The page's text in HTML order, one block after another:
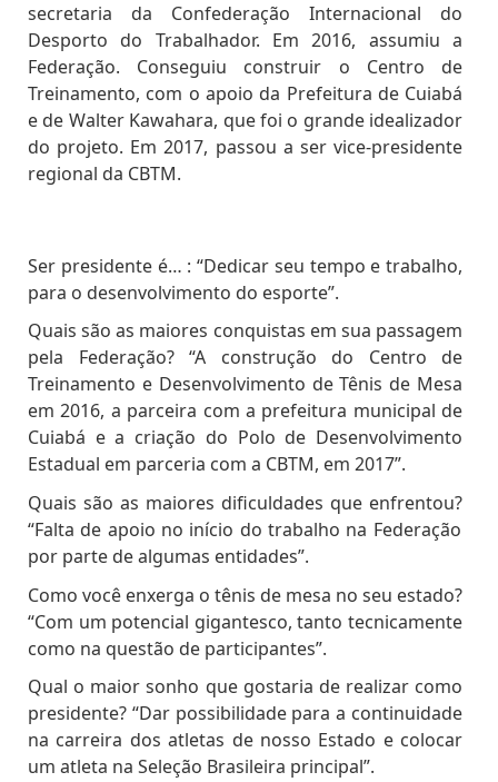
secretaria da Confederação Internacional do
Desporto do Trabalhador. Em 2016, assumiu a
Federação. Conseguiu construir o Centro de
Treinamento, com o apoio da Prefeitura de Cuiabá
e de Walter Kawahara, que foi o grande idealizador
do projeto. Em 2017, passou a ser vice-presidente
regional da CBTM.
Ser presidente é… : “Dedicar seu tempo e trabalho,
para o desenvolvimento do esporte”.
Quais são as maiores conquistas em sua passagem
pela Federação?“A construção do Centro de
Treinamento e Desenvolvimento de Tênis de Mesa
em 2016, a parceira com a prefeitura municipal de
Cuiabá e a criação do Polo de Desenvolvimento
Estadual em parceria com a CBTM, em 2017”.
Quais são as maiores dificuldades que enfrentou?
“Falta de apoio no início do trabalho na Federação
por parte de algumas entidades”.
Como você enxerga o tênis de mesa no seu estado?
“Com um potencial gigantesco, tanto tecnicamente
como na questão de participantes”.
Qual o maior sonho que gostaria de realizar como
presidente? “Dar possibilidade para a continuidade
na carreira dos atletas de nosso Estado e colocar
um atleta na Seleção Brasileira principal”.